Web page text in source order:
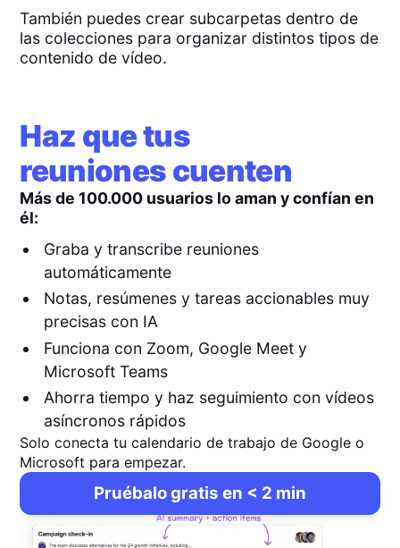
También puedes crear subcarpetas dentro de
las colecciones para organizar distintos tipos de
contenido de vídeo.
Haz que tus
reuniones cuenten
Más de 100.000 usuarios lo aman y confían en
él:
Graba y transcribe reuniones
automáticamente
Notas, resúmenes y tareas accionables muy
precisas con IA
Funciona con Zoom, Google Meet y
Microsoft Teams
Ahorra tiempo y haz seguimiento con vídeos
asíncronos rápidos
Solo conecta tu calendario de trabajo de Google o
Microsoft para empezar.
Pruébalo gratis en < 2 min